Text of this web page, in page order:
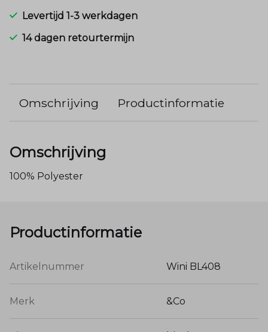
Levertijd 1-3 werkdagen
14 dagen retourtermijn
Omschrijving Productinformatie
Omschrijving
100% Polyester
Productinformatie
Artikelnummer Wini BL408
Merk &Co